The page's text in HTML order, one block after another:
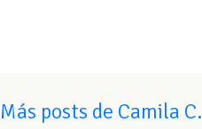
Más posts de Camila C.